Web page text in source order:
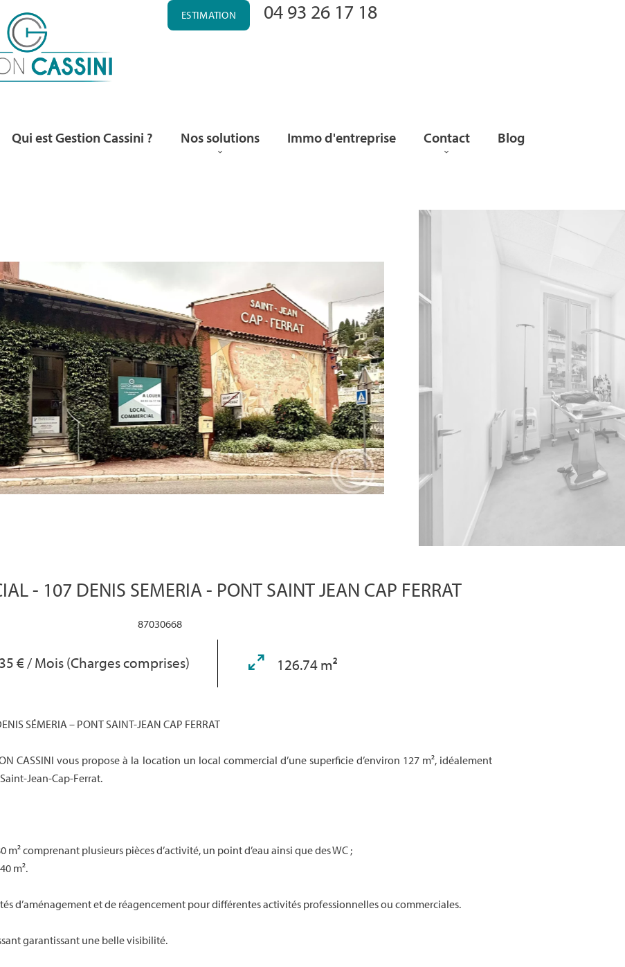
ESTIMATION 04 93 26 17 18
Qui est Gestion Cassini ? Nos solutions Immo d'entreprise Contact Blog
- 107 DENIS SEMERIA - PONT SAINT JEAN CAP FERRAT
87030668
€ / Mois (Charges comprises) 126.74 m²
SÉMERIA – PONT SAINT-JEAN CAP FERRAT
CASSINI vous propose à la location un local commercial d’une superficie d’environ 127 m², idéalement
Jean-Cap-Ferrat.
m² comprenant plusieurs pièces d’activité, un point d’eau ainsi que des WC ;
m².
d’aménagement et de réagencement pour différentes activités professionnelles ou commerciales.
garantissant une belle visibilité.